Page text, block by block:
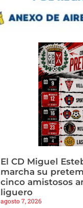
El CD Miguel
marcha su
cinco amistosos
liguero
agosto 7, 2026